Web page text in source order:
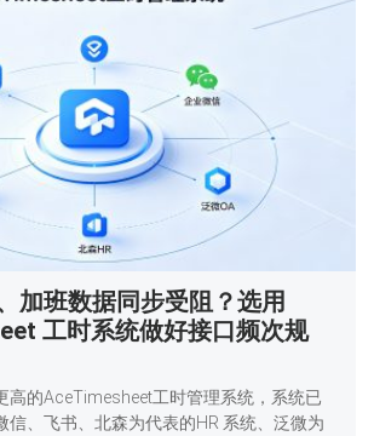
加班数据同步受阻？选用
工时系统做好接口频次规
高的AceTimesheet工时管理系统，系统已
信、飞书、北森为代表的HR 系统、泛微为